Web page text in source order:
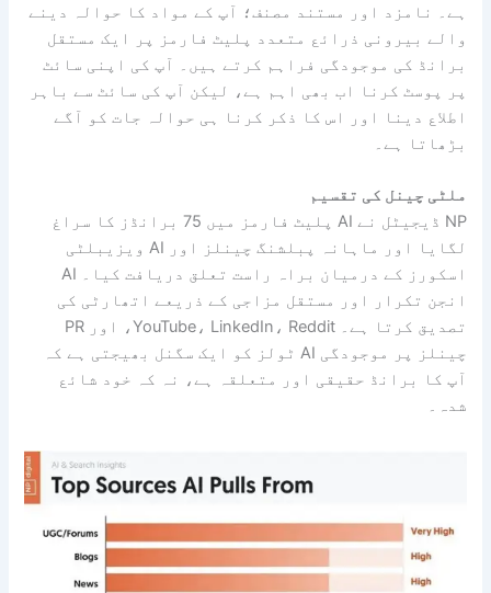
ہے۔ نامزد اور مستند مصنف؛ آپ کے مواد کا حوالہ دینے
والے بیرونی ذرائع متعدد پلیٹ فارمز پر ایک مستقل
برانڈ کی موجودگی فراہم کرتے ہیں۔ آپ کی اپنی سائٹ
پر پوسٹ کرنا اب بھی اہم ہے، لیکن آپ کی سائٹ سے باہر
اطلاع دینا اور اس کا ذکر کرنا ہی حوالہ جات کو آگے
بڑھاتا ہے۔
ملٹی چینل کی تقسیم
NP ڈیجیٹل نے AI پلیٹ فارمز میں 75 برانڈز کا سراغ
لگایا اور ماہانہ پبلشنگ چینلز اور AI ویزیبلٹی
اسکورز کے درمیان براہ راست تعلق دریافت کیا۔ AI
انجن تکرار اور مستقل مزاجی کے ذریعے اتھارٹی کی
تصدیق کرتا ہے۔ YouTube، LinkedIn، Reddit، اور PR
چینلز پر موجودگی AI ٹولز کو ایک سگنل بھیجتی ہے کہ
آپ کا برانڈ حقیقی اور متعلقہ ہے، نہ کہ خود شائع
شدہ۔